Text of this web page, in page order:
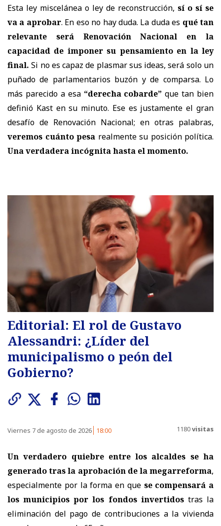
Esta ley miscelánea o ley de reconstrucción, sí o sí se
va a aprobar. En eso no hay duda. La duda es qué tan
relevante será Renovación Nacional en la
capacidad de imponer su pensamiento en la ley
final. Si no es capaz de plasmar sus ideas, será solo un
puñado de parlamentarios buzón y de comparsa. Lo
más parecido a esa “derecha cobarde” que tan bien
definió Kast en su minuto. Ese es justamente el gran
desafío de Renovación Nacional; en otras palabras,
veremos cuánto pesa realmente su posición política.
Una verdadera incógnita hasta el momento.
Editorial: El rol de Gustavo
Alessandri: ¿Líder del
municipalismo o peón del
Gobierno?
Viernes 7 de agosto de 2026 18:00 1180visitas
Un verdadero quiebre entre los alcaldes se ha
generado tras la aprobación de la megarreforma,
especialmente por la forma en que se compensará a
los municipios por los fondos invertidostras la
eliminación del pago de contribuciones a la vivienda